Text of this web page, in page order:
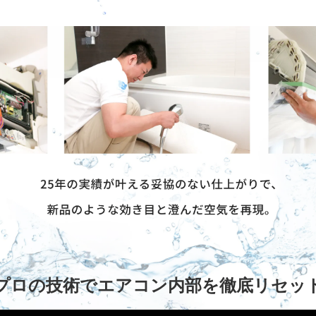
ロの技術でエアコン内部を徹底リセッ